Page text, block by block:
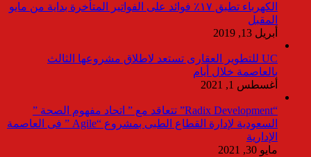
الكهرباء تطبق ١٧٪ فوائد على الفواتير المتأخرة بداية من مايو
المقبل
أبريل 13, 2019
UC للتطوير العقارى تستعد لاطلاق مشروعها الثالث
بالعاصمة خلال أيام
أغسطس 1, 2021
“Radix Development” تتعاقد مع ” اتحاد مفهوم الصحة ”
السعودية لإدارة القطاع الطبى بمشروع “Agile ” فى العاصمة
الإدارية
مايو 30, 2021